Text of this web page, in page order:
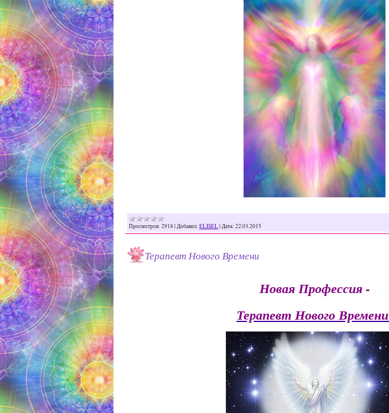
Просмотров: 2918 |Добавил: ELISEL|Дата: 22.03.2015
Терапевт Нового Времени
Новая Профессия -
Терапевт Нового Времени